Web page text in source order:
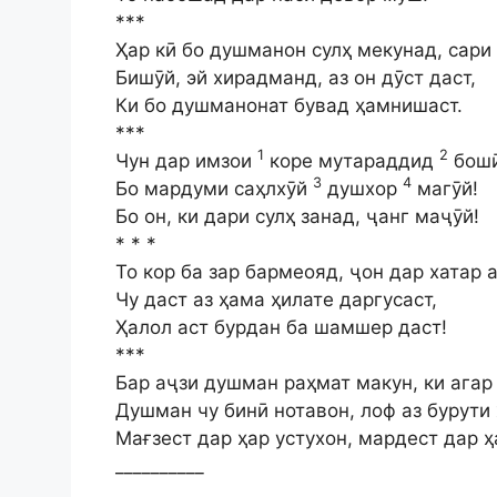
***
Ҳар кӣ бо душманон сулҳ мекунад, сари
Бишӯй, эй хирадманд, аз он дӯст даст,
Ки бо душманонат бувад ҳамнишаст.
***
Чун дар имзои 1 коре мутараддид 2
Бо мардуми саҳлхӯй 3душхор 4магӯй!
Бо он, ки дари сулҳ занад, ҷанг маҷӯй!
* * *
То кор ба зар бармеояд, ҷон дар хатар
Чу даст аз ҳама ҳилате даргусаст,
Ҳалол аст бурдан ба шамшер даст!
***
Бар аҷзи душман раҳмат макун, ки
Душман чу бинӣ нотавон, лоф аз бурути
Мағзест дар ҳар устухон, мардест дар